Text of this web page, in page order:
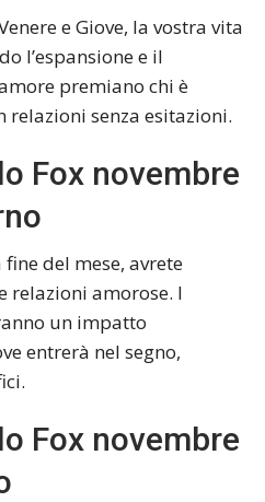
e Giove, la vostra vita
l’espansione e il
premiano chi è
senza esitazioni.
Fox novembre
del mese, avrete
relazioni amorose. I
un impatto
entrerà nel segno,
Fox novembre